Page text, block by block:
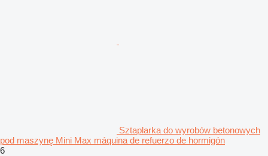
Sztaplarka do wyrobów betonowych
pod maszynę Mini Max máquina de refuerzo de hormigón
6